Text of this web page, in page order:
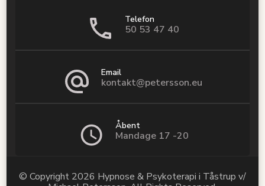
Telefon
50 53 47 40
Email
kontakt@petersson.eu
Åbent
Mandage 17 -20
© Copyright 2026 Hypnose & Psykoterapi i Tåstrup v/